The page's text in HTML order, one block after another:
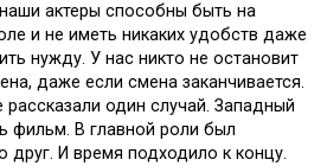
актеры способны быть на
и не иметь никаких удобств даже
нужду. У нас никто не остановит
даже если смена заканчивается.
один случай. Западный
фильм. В главной роли был
друг. И время подходило к концу.